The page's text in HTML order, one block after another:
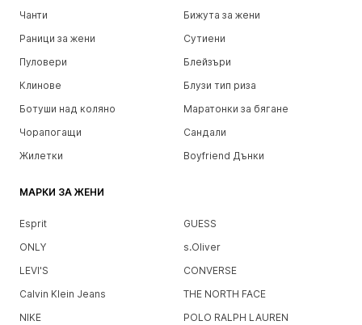
Чанти
Бижута за жени
Раници за жени
Сутиени
Пуловери
Блейзъри
Клинове
Блузи тип риза
Ботуши над коляно
Маратонки за бягане
Чорапогащи
Сандали
Жилетки
Boyfriend Дънки
МАРКИ ЗА ЖЕНИ
Esprit
GUESS
ONLY
s.Oliver
LEVI'S
CONVERSE
Calvin Klein Jeans
THE NORTH FACE
NIKE
POLO RALPH LAUREN